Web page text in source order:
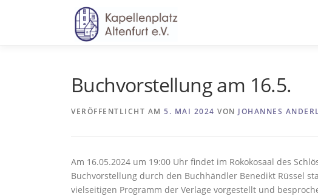
Buchvorstellung am 16.5.
VERÖFFENTLICHT AM 5. MAI 2024 VON JOHANNES
Am 16.05.2024 um 19:00 Uhr findet im Rokokosaal des
Buchvorstellung durch den Buchhändler Benedikt Rüssel
vielseitigen Programm der Verlage vorgestellt und